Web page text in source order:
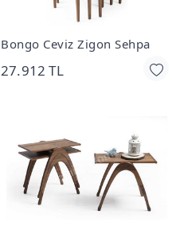
Bongo Ceviz Zigon Sehpa
27.912 TL